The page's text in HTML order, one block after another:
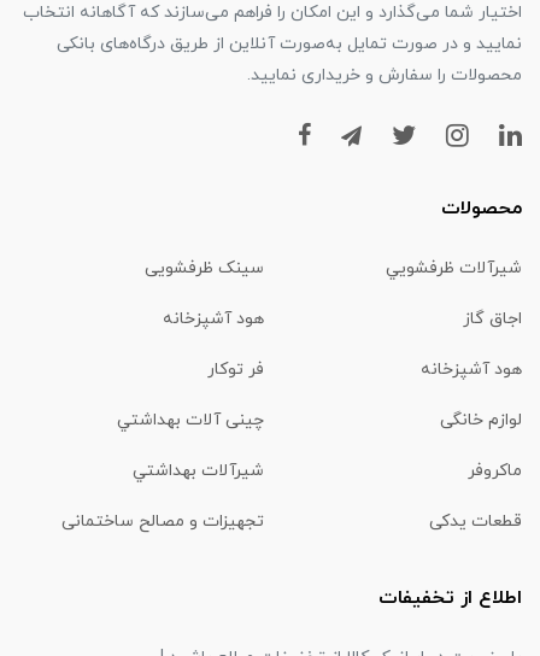
اختیار شما می‌گذارد و این امکان را فراهم می‌سازند که آگاهانه انتخاب
نمایید و در صورت تمایل به‌صورت آنلاین از طریق درگاه‌های بانکی
محصولات را سفارش و خریداری نمایید.
محصولات
شیرآلات ظرفشويي سینک ظرفشویی
اجاق گاز هود آشپزخانه
هود آشپزخانه فر توکار
لوازم خانگی چینی آلات بهداشتي
ماكروفر شیرآلات بهداشتي
قطعات یدکی تجهیزات و مصالح ساختمانی
اطلاع از تخفیفات